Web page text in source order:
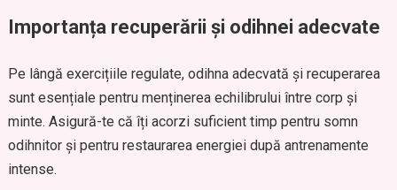
Importanța recuperării și odihnei adecvate
Pe lângă exercițiile regulate, odihna adecvată și recuperarea
sunt esențiale pentru menținerea echilibrului între corp și
minte. Asigură-te că îți acorzi suficient timp pentru somn
odihnitor și pentru restaurarea energiei după antrenamente
intense.